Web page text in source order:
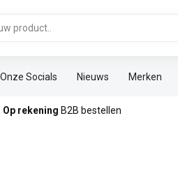
Onze Socials Nieuws Merken
Op rekening B2B bestellen